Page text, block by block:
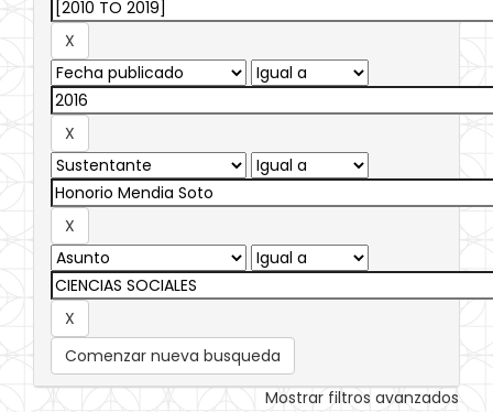
Comenzar nueva busqueda
Mostrar filtros avanzados